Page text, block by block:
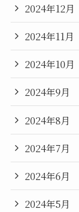
2024年12月
2024年11月
2024年10月
2024年9月
2024年8月
2024年7月
2024年6月
2024年5月